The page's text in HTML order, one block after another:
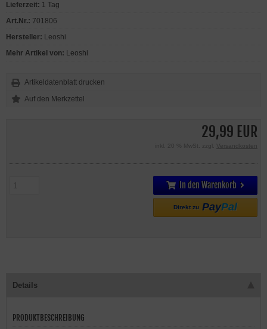
29,99 EUR
inkl. 20 % MwSt. zzgl. Versandkosten
In den Warenkorb
Direkt zu PayPal
Lieferzeit: 1 Tag
Art.Nr.: 701806
Hersteller: Leoshi
Mehr Artikel von: Leoshi
Artikeldatenblatt drucken
Details
PRODUKTBESCHREIBUNG